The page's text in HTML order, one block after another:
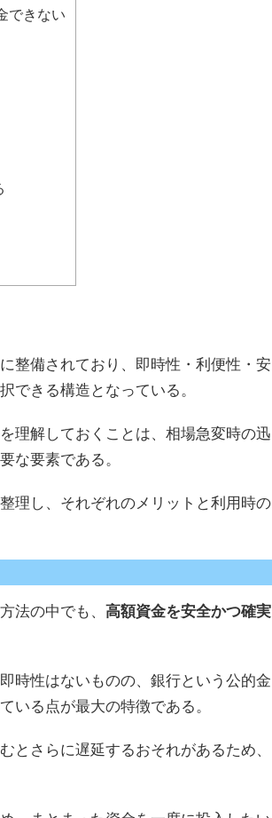
できない
整備されており、即時性・利便性・安
できる構造となっている。
理解しておくことは、相場急変時の迅
な要素である。
理し、それぞれのメリットと利用時の
法の中でも、 高額資金を安全かつ確実
時性はないものの、銀行という公的金
いる点が最大の特徴である。
とさらに遅延するおそれがあるため、